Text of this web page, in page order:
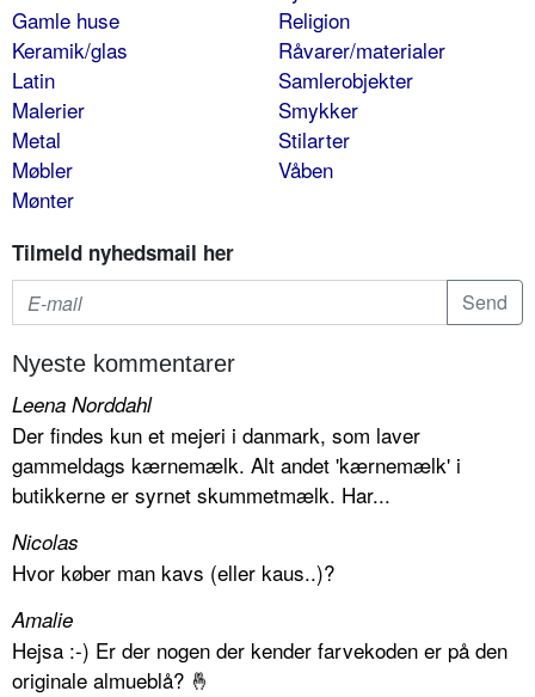
Gamle huse
Keramik/glas
Latin
Malerier
Metal
Møbler
Mønter
Religion
Råvarer/materialer
Samlerobjekter
Smykker
Stilarter
Våben
Tilmeld nyhedsmail her
Nyeste kommentarer
Leena Norddahl
Der findes kun et mejeri i danmark, som laver
gammeldags kærnemælk. Alt andet 'kærnemælk' i
butikkerne er syrnet skummetmælk. Har...
Nicolas
Hvor køber man kavs (eller kaus..)?
Amalie
Hejsa :-) Er der nogen der kender farvekoden er på den
originale almueblå? 🤞